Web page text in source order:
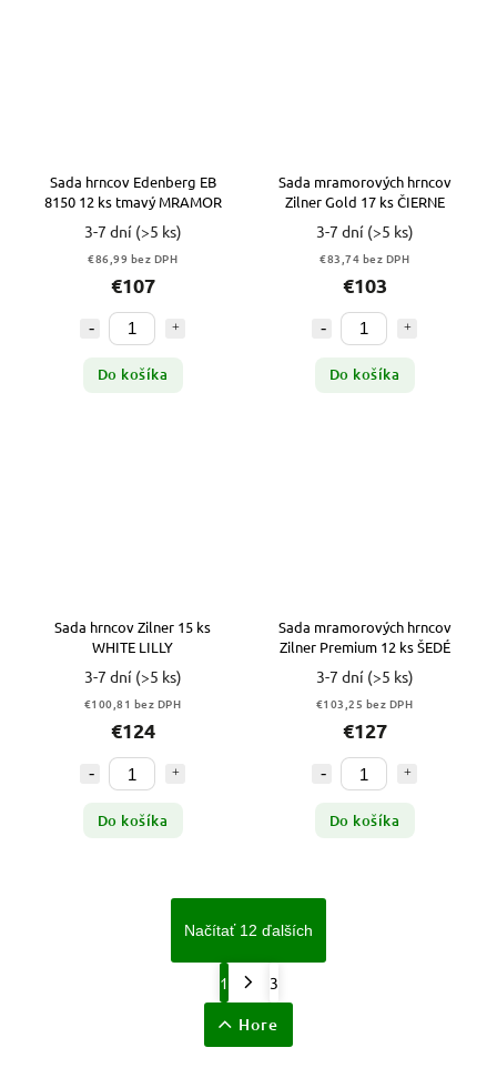
Sada hrncov Edenberg EB
8150 12 ks tmavý MRAMOR
3-7 dní (>5 ks)
€86,99 bez DPH
€107
Do košíka
Sada mramorových hrncov
Zilner Gold 17 ks ČIERNE
3-7 dní (>5 ks)
€83,74 bez DPH
€103
Do košíka
Sada hrncov Zilner 15 ks
WHITE LILLY
3-7 dní (>5 ks)
€100,81 bez DPH
€124
Do košíka
Sada mramorových hrncov
Zilner Premium 12 ks ŠEDÉ
3-7 dní (>5 ks)
€103,25 bez DPH
€127
Do košíka
Načítať 12 ďalších
1 3
Hore